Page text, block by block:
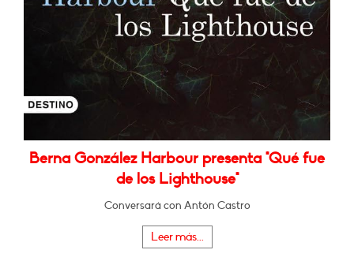
Berna González Harbour presenta "Qué fue
de los Lighthouse"
Conversará con Antón Castro
Leer más...